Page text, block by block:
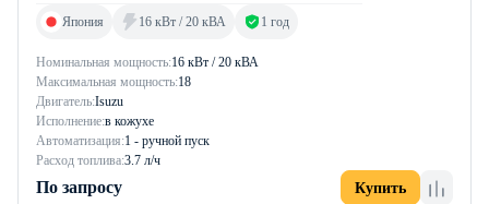
Номинальная мощность:16 кВт / 20 кВА
Максимальная мощность:18
Двигатель:Isuzu
Исполнение:в кожухе
Автоматизация:1 - ручной пуск
Расход топлива:3.7 л/ч
Япония 16 кВт / 20 кВА 1 год
По запросу Купить